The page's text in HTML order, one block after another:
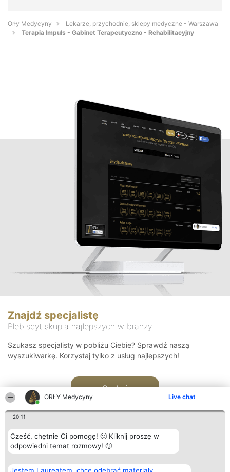
ORŁY Medycyny Live chat
20:11
Cześć, chętnie Ci pomogę! 🙂 Kliknij proszę w
odpowiedni temat rozmowy! 🙂
Orły Medycyny
Lekarze, przychodnie, sklepy medyczne - Warszawa
Terapia Impuls - Gabinet Terapeutyczno - Rehabilitacyjny
Znajdź specjalistę
Plebiscyt skupia najlepszych w branży
Szukasz specjalisty w pobliżu Ciebie? Sprawdź naszą
wyszukiwarkę. Korzystaj tylko z usług najlepszych!
Szukaj
Organizator plebiscytu Plebiscyt Kontakt